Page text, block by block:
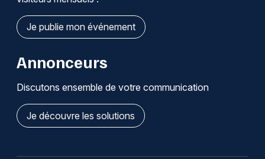
Je publie mon événement
Annonceurs
Discutons ensemble de votre communication
Je découvre les solutions